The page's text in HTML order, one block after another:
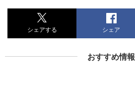
シェアする シェア
おすすめ情報